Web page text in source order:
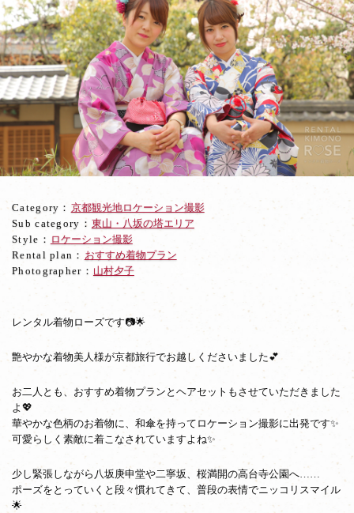
仲
良
し
女
子
二
人
で
桜
中
物
影
Category： 京都観光地ロケーション撮影
Sub category： 東山・八坂の塔エリア
Style： ロケーション撮影
Rental plan： おすすめ着物プラン
Photographer： 山村夕子
レンタル着物ローズです📷🌟
艶やかな着物美人様が京都旅行でお越しくださいました💕
お二人とも、おすすめ着物プランとヘアセットもさせていただきました
よ💖
華やかな色柄のお着物に、和傘を持ってロケーション撮影に出発です✨
可愛らしく素敵に着こなされていますよね✨
少し緊張しながら八坂庚申堂や二寧坂、桜満開の高台寺公園へ……
ポーズをとっていくと段々慣れてきて、普段の表情でニッコリスマイル
🌟